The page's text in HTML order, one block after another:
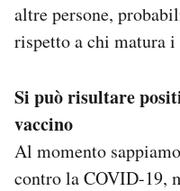
altre persone,
rispetto a chi matura
Si può risultare
vaccino
Al momento
contro la COVID-19,